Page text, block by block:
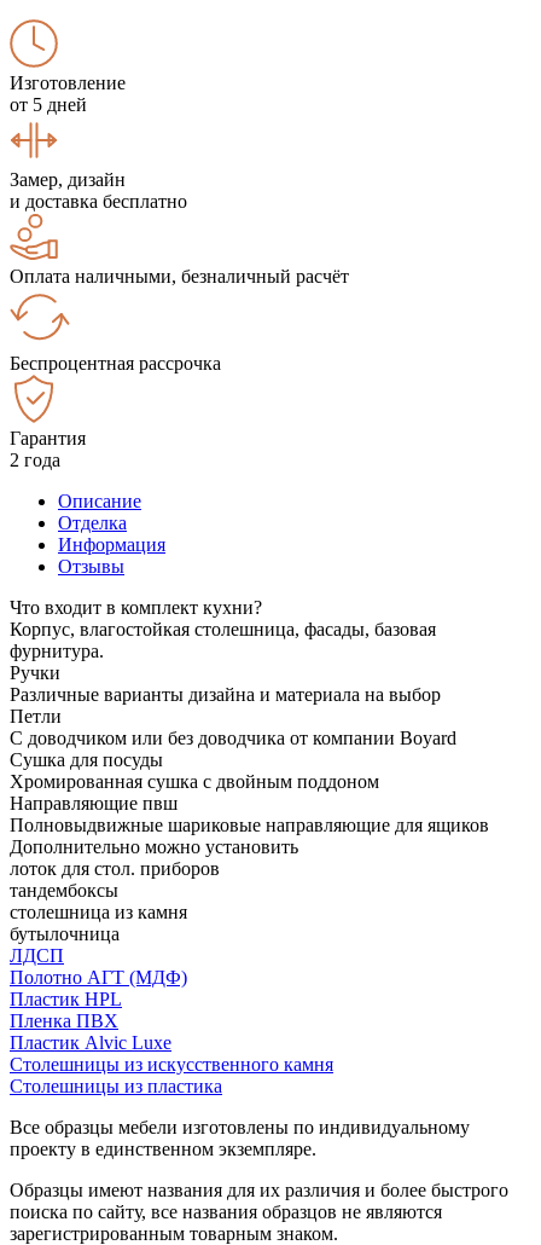
Изготовление
от 5 дней
Замер, дизайн
и доставка бесплатно
Оплата наличными, безналичный расчёт
Беспроцентная рассрочка
Гарантия
2 года
Описание
Отделка
Информация
Отзывы
Что входит в комплект кухни?
Корпус, влагостойкая столешница, фасады, базовая
фурнитура.
Ручки
Различные варианты дизайна и материала на выбор
Петли
С доводчиком или без доводчика от компании Boyard
Сушка для посуды
Хромированная сушка с двойным поддоном
Направляющие пвш
Полновыдвижные шариковые направляющие для ящиков
Дополнительно можно установить
лоток для стол. приборов
тандембоксы
столешница из камня
бутылочница
ЛДСП
Полотно АГТ (МДФ)
Пластик HPL
Пленка ПВХ
Пластик Alvic Luxe
Столешницы из искусственного камня
Столешницы из пластика
Все образцы мебели изготовлены по индивидуальному
проекту в единственном экземпляре.
Образцы имеют названия для их различия и более быстрого
поиска по сайту, все названия образцов не являются
зарегистрированным товарным знаком.